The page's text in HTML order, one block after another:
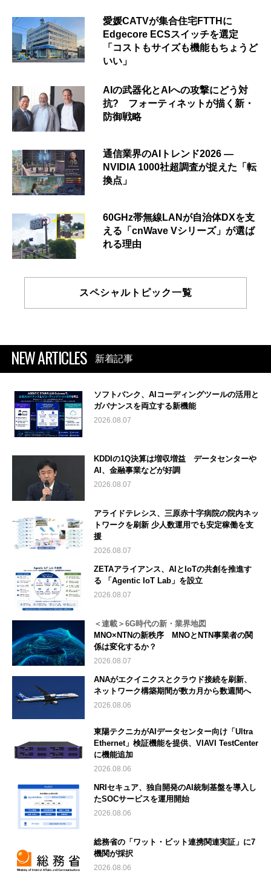
愛媛CATVが集合住宅FTTHに
Edgecore ECSスイッチを選定
「コストもサイズも機能もちょうど
いい」
AIの武器化とAIへの攻撃にどう対
抗? フォーティネットが描く新・
防御戦略
通信業界のAIトレンド2026 ―
NVIDIA 1000社超調査が捉えた「転
換点」
60GHz帯無線LANが自治体DXを支
える「cnWave Vシリーズ」が選ば
れる理由
スペシャルトピック一覧
NEW ARTICLES 新着記事
ソフトバンク、AIコーディングツールの活用と
ガバナンスを両立する新機能
2026.08.07
KDDIの1Q決算は増収増益 データセンターや
AI、金融事業などが好調
2026.08.07
アライドテレシス、三原赤十字病院の院内ネッ
トワークを刷新 少人数運用でも安定稼働を支
援
2026.08.07
ZETAアライアンス、AIとIoTの共創を推進す
る 「Agentic IoT Lab」を設立
2026.08.07
＜連載＞6G時代の新・業界地図
MNO×NTNの新秩序 MNOとNTN事業者の関
係は変化するか？
2026.08.07
ANAがエクイニクスとクラウド接続を刷新、
ネットワーク構築期間が数カ月から数週間へ
2026.08.06
東陽テクニカがAIデータセンター向け「Ultra
Ethernet」検証機能を提供、VIAVI TestCenter
に機能追加
2026.08.06
NRIセキュア、独自開発のAI統制基盤を導入し
たSOCサービスを運用開始
2026.08.06
総務省の「ワット・ビット連携関連実証」に7
機関が採択
2026.08.06